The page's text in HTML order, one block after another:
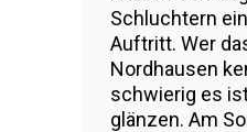
Schluchtern
Auftritt. Wer
Nordhausen
schwierig es
glänzen. Am